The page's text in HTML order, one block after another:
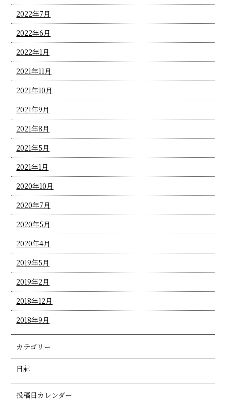
2022年7月
2022年6月
2022年1月
2021年11月
2021年10月
2021年9月
2021年8月
2021年5月
2021年1月
2020年10月
2020年7月
2020年5月
2020年4月
2019年5月
2019年2月
2018年12月
2018年9月
カテゴリー
日記
投稿日カレンダー